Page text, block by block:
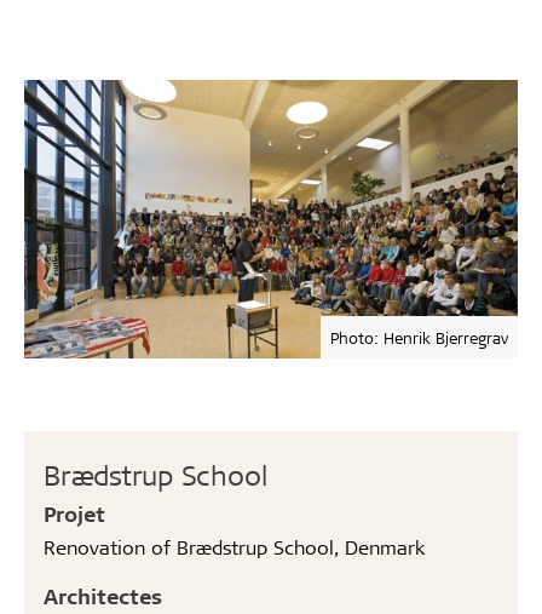
Photo: Henrik Bjerregrav
Brædstrup School
Projet
Renovation of Brædstrup School, Denmark
Architectes